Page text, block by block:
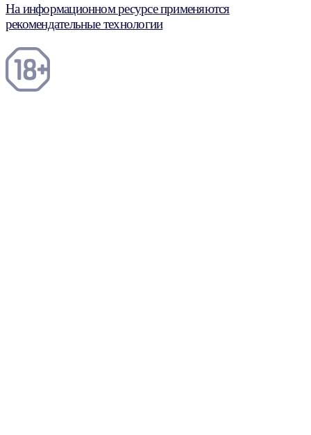
На информационном ресурсе применяются
рекомендательные технологии